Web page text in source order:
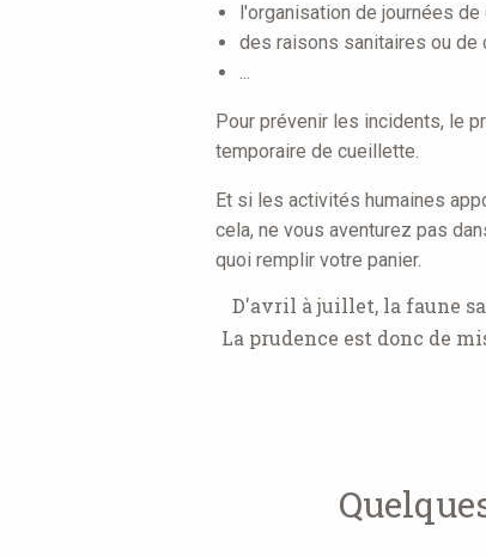
l'organisation de journées de
des raisons sanitaires ou de
...
Pour prévenir les incidents, le
temporaire de cueillette.
Et si les activités humaines
cela, ne vous aventurez pas
quoi remplir votre panier.
D'avril à juillet, la faune
La prudence est donc de